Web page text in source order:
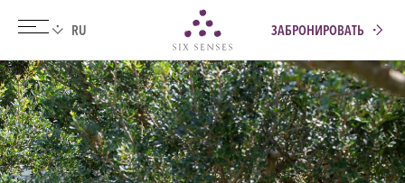
Six sensesЗАБРОНИРОВАТЬ